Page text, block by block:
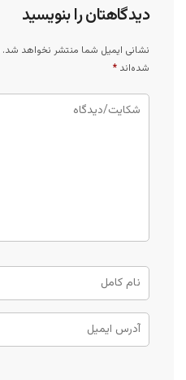
دیدگاهتان را بنویسید
نشانی ایمیل شما منتشر نخواهد شد.
شده‌اند *